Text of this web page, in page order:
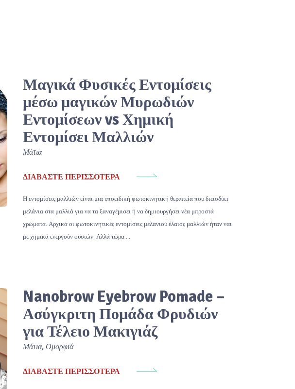
Μαγικά Φυσικές Εντομίσεις
μέσω μαγικών Μυρωδιών
Εντομίσεων vs Χημική
Εντομίσει Μαλλιών
Μάτια
ΔΙΑΒΆΣΤΕ ΠΕΡΙΣΣΌΤΕΡΑ
Η εντομίσεις μαλλιών είναι μια υποειδική φωτοκινητική θεραπεία που διεισδύει
μελάνια στα μαλλιά για να τα ξαναγέμισει ή να δημιουργήσει νέα μπροστά
χρώματα. Αρχικά οι φωτοκινητικές εντομίσεις μελανιού έλαιος μαλλιών ήταν ναι
με χημικά ενεργούν ουσιών. Αλλά τώρα …
Nanobrow Eyebrow Pomade –
Ασύγκριτη Πομάδα Φρυδιών
για Τέλειο Μακιγιάζ
Μάτια, Ομορφιά
ΔΙΑΒΆΣΤΕ ΠΕΡΙΣΣΌΤΕΡΑ